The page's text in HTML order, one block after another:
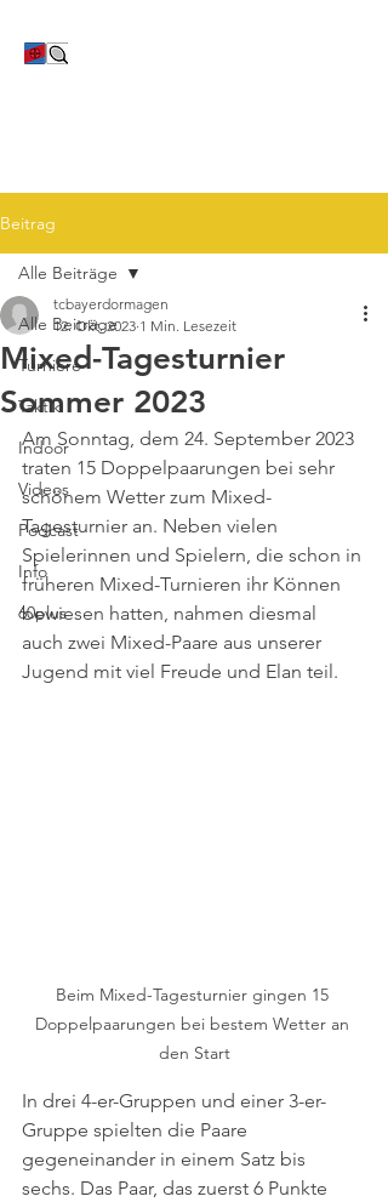
Beitrag
Alle Beiträge
Turniere
Taktik
Indoor
Videos
Podcast
Info
60plus
Alle Beiträge
Mixed-Tagesturnier
Sommer 2023
tcbayerdormagen
12. Okt. 2023 1 Min. Lesezeit
Am Sonntag, dem 24. September 2023
traten 15 Doppelpaarungen bei sehr
schönem Wetter zum Mixed-
Tagesturnier an. Neben vielen
Spielerinnen und Spielern, die schon in
früheren Mixed-Turnieren ihr Können
bewiesen hatten, nahmen diesmal
auch zwei Mixed-Paare aus unserer
Jugend mit viel Freude und Elan teil.
Beim Mixed-Tagesturnier gingen 15
Doppelpaarungen bei bestem Wetter an
den Start
In drei 4-er-Gruppen und einer 3-er-
Gruppe spielten die Paare
gegeneinander in einem Satz bis
sechs. Das Paar, das zuerst 6 Punkte